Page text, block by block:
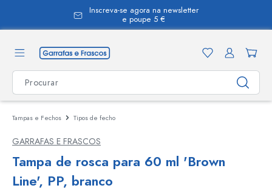
Inscreva-se agora na newsletter
e poupe 5 €
Tampas e Fechos Tipos de fecho
GARRAFAS E FRASCOS
Tampa de rosca para 60 ml 'Brown
Line', PP, branco